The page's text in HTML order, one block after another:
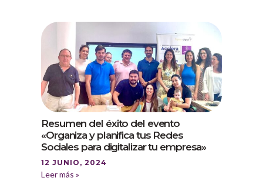
Resumen del éxito del evento
«Organiza y planifica tus Redes
Sociales para digitalizar tu empresa»
12 JUNIO, 2024
Leer más »